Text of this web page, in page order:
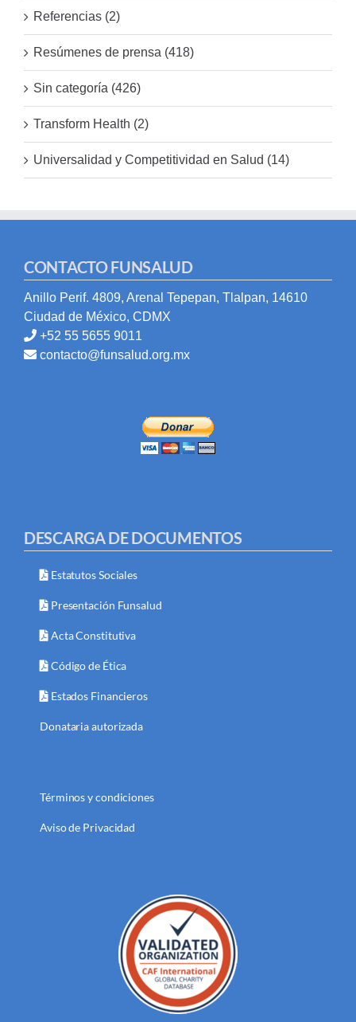
Referencias (2)
Resúmenes de prensa (418)
Sin categoría (426)
Transform Health (2)
Universalidad y Competitividad en Salud (14)
CONTACTO FUNSALUD
Anillo Perif. 4809, Arenal Tepepan, Tlalpan, 14610
Ciudad de México, CDMX
+52 55 5655 9011
contacto@funsalud.org.mx
DESCARGA DE DOCUMENTOS
Estatutos Sociales
Presentación Funsalud
Acta Constitutiva
Código de Ética
Estados Financieros
Donataria autorizada
Términos y condiciones
Aviso de Privacidad